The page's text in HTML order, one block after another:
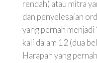
rendah) atau mitra
dan penyelesaian
yang pernah menjadi
kali dalam 12 (dua
Harapan yang